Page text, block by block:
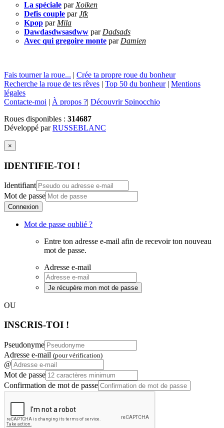
La spéciale par Xoiken
Defis couple parJfk
Kpop par Mila
Dawdasdwsasdww par Dadsads
Avec qui gregoire monte par Damien
Fais tourner la roue... | Crée ta propre roue du bonheur
Recherche la roue de tes rêves | Top 50 du bonheur| Mentions
légales
Contacte-moi | À propos ?| Découvrir Spinocchio
Roues disponibles : 314687
Développé parRUSSEBLANC
×
IDENTIFIE-TOI !
Identifiant
Mot de passe
Connexion
Mot de passe oublié ?
Entre ton adresse e-mail afin de recevoir ton nouveau
mot de passe.
Adresse e-mail
Je récupère mon mot de passe
OU
INSCRIS-TOI !
Pseudonyme
Adresse e-mail (pour vérification)
@
Mot de passe
Confirmation de mot de passe